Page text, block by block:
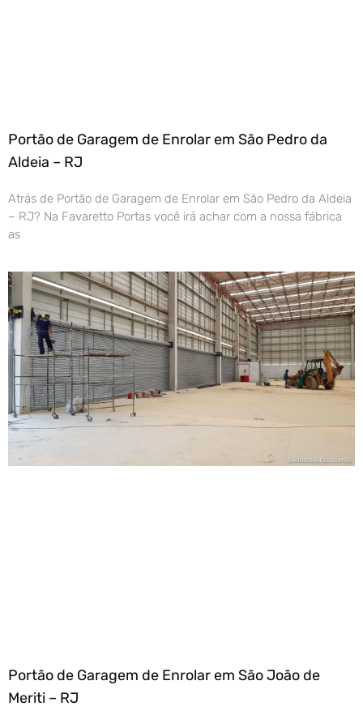
Portão de Garagem de Enrolar em São Pedro da
Aldeia – RJ
Atrás de Portão de Garagem de Enrolar em São Pedro da Aldeia
– RJ? Na Favaretto Portas você irá achar com a nossa fábrica
as
Portão de Garagem de Enrolar em São João de
Meriti – RJ